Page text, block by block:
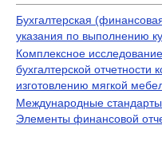
Бухгалтерская
указания по выполнению
Комплексное
бухгалтерской отчетности
изготовлению мягкой
Международные стандарты
Элементы финансовой